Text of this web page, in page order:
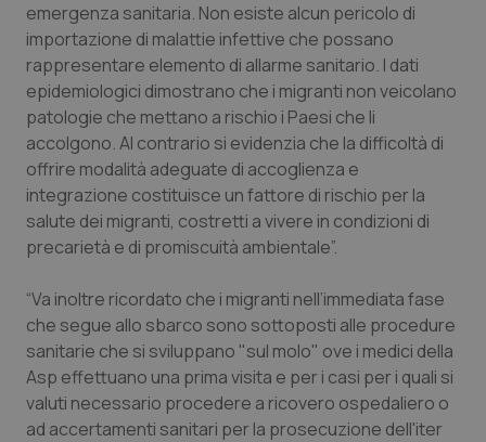
Sangue & coagulazione
Tiroide
Tumore al seno
Tumore ovarico
Tumori del Polmone & Testa Collo
Tumori gastrointestinali
Ulcera & Reflusso
Vaccini
emergenza sanitaria. Non esiste alcun pericolo di
importazione di malattie infettive che possano
rappresentare elemento di allarme sanitario. I dati
epidemiologici dimostrano che i migranti non veicolano
patologie che mettano a rischio i Paesi che li
accolgono. Al contrario si evidenzia che la difficoltà di
offrire modalità adeguate di accoglienza e
integrazione costituisce un fattore di rischio per la
salute dei migranti, costretti a vivere in condizioni di
precarietà e di promiscuità ambientale”.
“Va inoltre ricordato che i migranti nell’immediata fase
che segue allo sbarco sono sottoposti alle procedure
sanitarie che si sviluppano "sul molo" ove i medici della
Asp effettuano una prima visita e per i casi per i quali si
valuti necessario procedere a ricovero ospedaliero o
ad accertamenti sanitari per la prosecuzione dell'iter